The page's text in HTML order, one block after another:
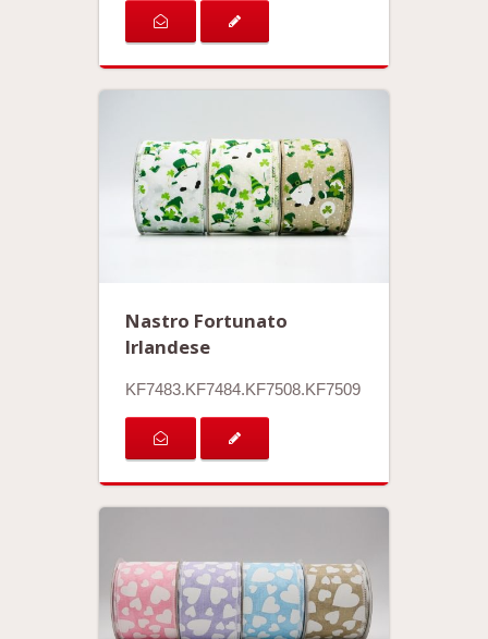
Nastro Fortunato
Irlandese
KF7483.KF7484.KF7508.KF7509